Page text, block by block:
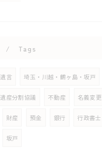
Tags
遺言 埼玉・川越・鶴ヶ島・坂戸
遺産分割協議 不動産 名義変更
財産 預金 銀行 行政書士
坂戸